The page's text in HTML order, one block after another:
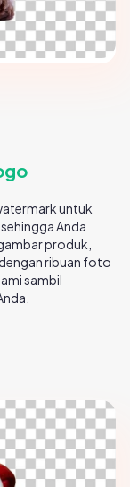
untuk
Anda
produk,
ribuan foto
sambil